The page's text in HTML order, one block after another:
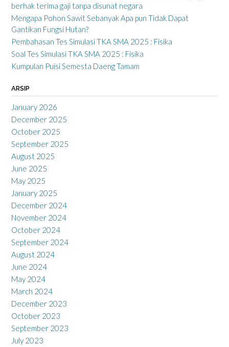
berhak terima gaji tanpa disunat negara
Mengapa Pohon Sawit Sebanyak Apa pun Tidak Dapat
Gantikan Fungsi Hutan?
Pembahasan Tes Simulasi TKA SMA 2025 : Fisika
Soal Tes Simulasi TKA SMA 2025 : Fisika
Kumpulan Puisi Semesta Daeng Tamam
ARSIP
January 2026
December 2025
October 2025
September 2025
August 2025
June 2025
May 2025
January 2025
December 2024
November 2024
October 2024
September 2024
August 2024
June 2024
May 2024
March 2024
December 2023
October 2023
September 2023
July 2023